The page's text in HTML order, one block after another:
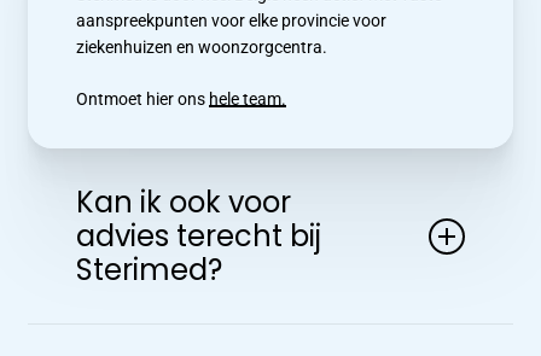
aanspreekpunten voor elke provincie voor
ziekenhuizen en woonzorgcentra.
Ontmoet hier ons hele team.
Kan ik ook voor
advies terecht bij
Sterimed?